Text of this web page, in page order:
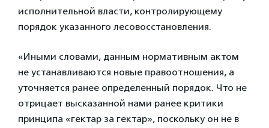
исполнительной власти, контролирующему
порядок указанного лесовосстановления.
«Иными словами, данным нормативным актом
не устанавливаются новые правоотношения, а
уточняется ранее определенный порядок. Что не
отрицает высказанной нами ранее критики
принципа «гектар за гектар», поскольку он не в